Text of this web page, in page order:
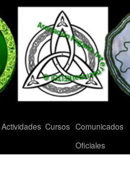
Actividades Cursos Comunicados
Oficiales